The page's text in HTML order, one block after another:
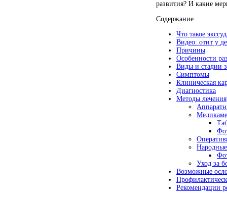
развития? И какие
Содержание
Что такое
Видео: отит у
Причины
Особенности
Виды и стадии
Симптомы
Клиническая
Диагностика
Методы лечения
Народные
Уход за
Возможные
Рекомендации